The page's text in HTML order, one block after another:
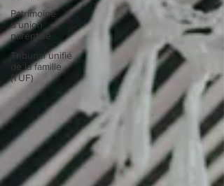
Patrimoine
d'union
parentale
Tribunal unifié
de la famille
(TUF)